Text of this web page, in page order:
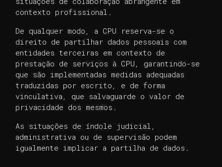
contexto profissional.
De qualquer modo, a CPU reserva-se o
direito de partilhar dados pessoais com
entidades terceiras em contexto de
prestação de serviços à CPU, garantindo-se
que são implementadas medidas adequadas
traduzidas por escrito, e de forma
vinculativa, que salvaguarde o valor de
privacidade dos mesmos.
As situações de índole judicial,
administrativa ou de supervisão podem
igualmente implicar a partilha de dados.